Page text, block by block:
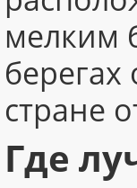
мелким
стране
Где